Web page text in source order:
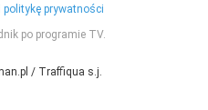
politykę prywatności
po programie TV.
/ Traffiqua s.j.